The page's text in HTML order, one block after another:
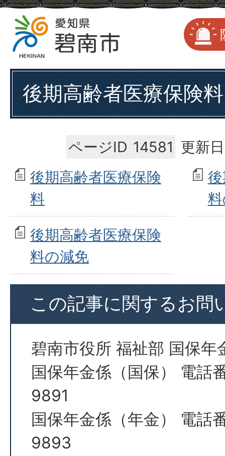
後期高齢者医療保険料
ページID 14581 更新
後期高齢者医療保険
料
後期高齢者医療保険
料の減免
この記事に関するお問
碧南市役所 福祉部 国保年
国保年金係（国保） 電話
9891
国保年金係（年金） 電話
9893